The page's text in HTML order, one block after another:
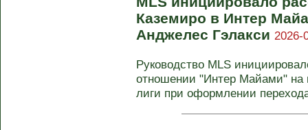
Каземиро в Интер
Анджелес Гэлакси 2026-
Руководство MLS
отношении "Интер Майами" на
лиги при оформлении